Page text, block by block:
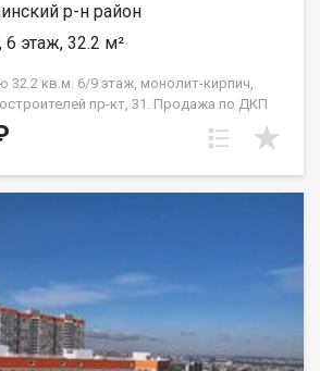
р-н район
этаж, 32.2 м²
32.2 кв.м. 6/9 этаж, монолит-кирпич,
пр-кт, 31. Продажа по ДКП